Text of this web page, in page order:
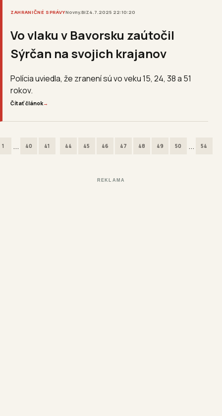
ZAHRANIČNÉ SPRÁVYNovny.BIZ4.7.2025 22:10:20
Vo vlaku v Bavorsku zaútočil
Sýrčan na svojich krajanov
Polícia uviedla, že zranení sú vo veku 15, 24, 38 a 51
rokov.
Čítať článok→
1 ... 40 41 44 45 46 47 48 49 50 ... 54
REKLAMA